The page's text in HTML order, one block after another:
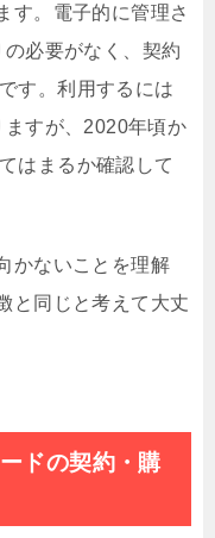
す。電子的に管理さ
必要がなく、契約
す。利用するには
すが、2020年頃か
はまるか確認して
かないことを理解
と同じと考えて大丈
ドの契約・購